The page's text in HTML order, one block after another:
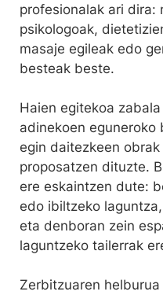
profesionalak ari dira:
psikologoak,
masaje egileak edo
besteak beste.
Haien egitekoa
adinekoen eguneroko
egin daitezkeen
proposatzen dituzte.
ere eskaintzen dute:
edo ibiltzeko
eta denboran zein
laguntzeko tailerrak
Zerbitzuaren